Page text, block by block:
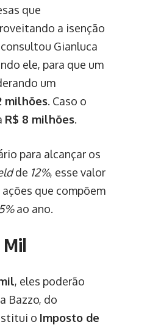
que
a isenção
consultou Gianluca
ele, para que um
um
milhões. Caso o
R$ 8 milhões.
para alcançar os
de 12%, esse valor
que compõem
ao ano.
Mil
, eles poderão
Bazzo, do
o Imposto de